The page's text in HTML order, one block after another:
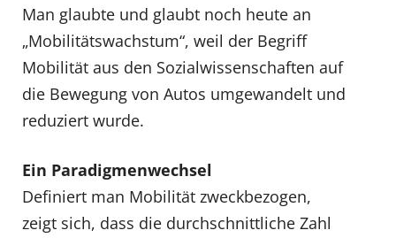
Man glaubte und glaubt noch heute an
„Mobilitätswachstum“, weil der Begriff
Mobilität aus den Sozialwissenschaften auf
die Bewegung von Autos umgewandelt und
reduziert wurde.
Ein Paradigmenwechsel
Definiert man Mobilität zweckbezogen,
zeigt sich, dass die durchschnittliche Zahl